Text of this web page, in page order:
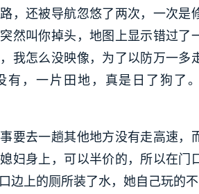
，还被导航忽悠了两次，一次是
然叫你掉头，地图上显示错过了
我怎么没映像，为了以防万一多
有，一片田地，真是日了狗了
要去一趟其他地方没有走高速，
妇身上，可以半价的，所以在门
边上的厕所装了水，她自己玩的不